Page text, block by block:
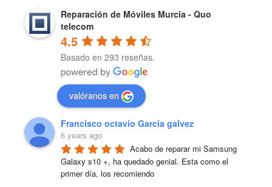
Reparación de Móviles Murcia - Quo
telecom
4.5
Basado en 293 reseñas.
valóranos en
Francisco octavio Garcia galvez
6 years ago
Acabo de reparar mi Samsung
Galaxy s10 +, ha quedado genial. Esta como el
primer día, los recomiendo